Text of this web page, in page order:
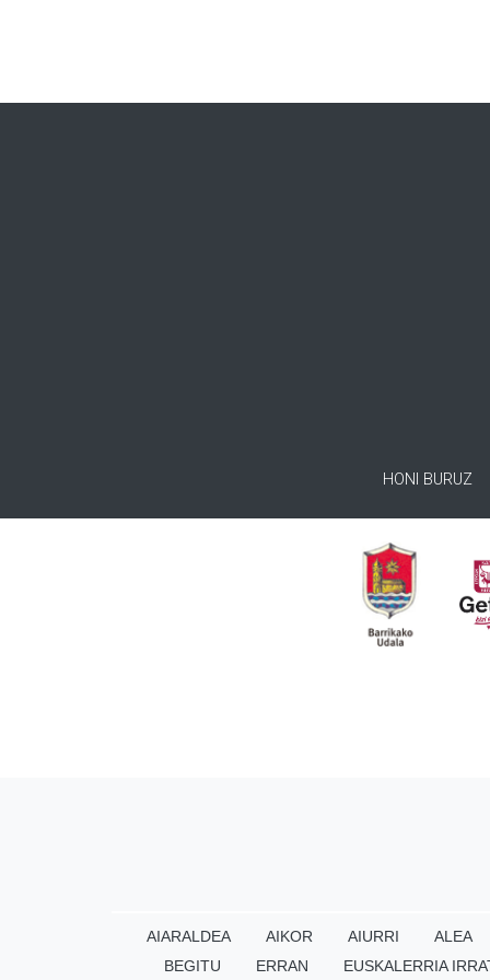
HONI BURUZ
AIARALDEA AIKOR AIURRI ALEA
BEGITU
ERRAN EUSKALERRIA